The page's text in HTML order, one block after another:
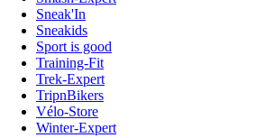
Sneak'In
Sneakids
Sport is good
Training-Fit
Trek-Expert
TripnBikers
Vélo-Store
Winter-Expert